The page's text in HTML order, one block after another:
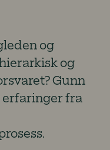
og
og
Gunn
erfaringer fra